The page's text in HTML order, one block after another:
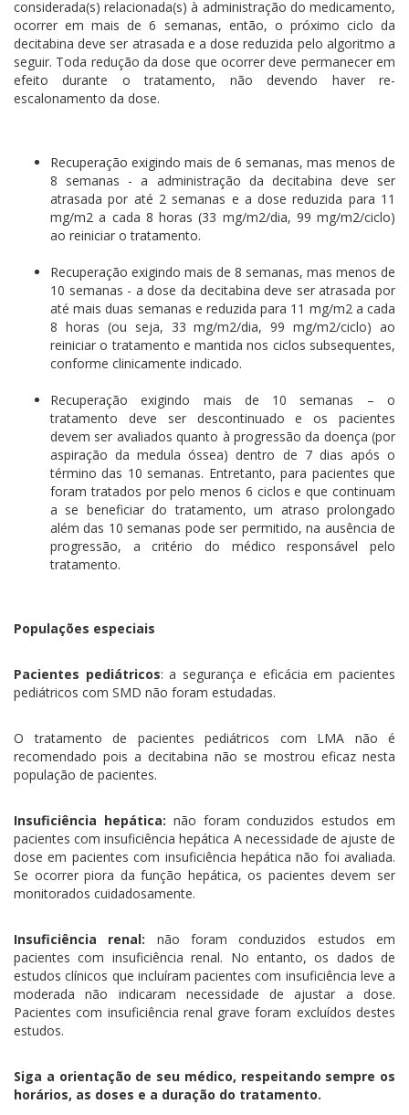
considerada(s) relacionada(s) à administração do medicamento,
ocorrer em mais de 6 semanas, então, o próximo ciclo da
decitabina deve ser atrasada e a dose reduzida pelo algoritmo a
seguir. Toda redução da dose que ocorrer deve permanecer em
efeito durante o tratamento, não devendo haver re-
escalonamento da dose.
Recuperação exigindo mais de 6 semanas, mas menos de
8 semanas - a administração da decitabina deve ser
atrasada por até 2 semanas e a dose reduzida para 11
mg/m2 a cada 8 horas (33 mg/m2/dia, 99 mg/m2/ciclo)
ao reiniciar o tratamento.
Recuperação exigindo mais de 8 semanas, mas menos de
10 semanas - a dose da decitabina deve ser atrasada por
até mais duas semanas e reduzida para 11 mg/m2 a cada
8 horas (ou seja, 33 mg/m2/dia, 99 mg/m2/ciclo) ao
reiniciar o tratamento e mantida nos ciclos subsequentes,
conforme clinicamente indicado.
Recuperação exigindo mais de 10 semanas – o
tratamento deve ser descontinuado e os pacientes
devem ser avaliados quanto à progressão da doença (por
aspiração da medula óssea) dentro de 7 dias após o
término das 10 semanas. Entretanto, para pacientes que
foram tratados por pelo menos 6 ciclos e que continuam
a se beneficiar do tratamento, um atraso prolongado
além das 10 semanas pode ser permitido, na ausência de
progressão, a critério do médico responsável pelo
tratamento.
Populações especiais
Pacientes pediátricos: a segurança e eficácia em pacientes
pediátricos com SMD não foram estudadas.
O tratamento de pacientes pediátricos com LMA não é
recomendado pois a decitabina não se mostrou eficaz nesta
população de pacientes.
Insuficiência hepática: não foram conduzidos estudos em
pacientes com insuficiência hepática A necessidade de ajuste de
dose em pacientes com insuficiência hepática não foi avaliada.
Se ocorrer piora da função hepática, os pacientes devem ser
monitorados cuidadosamente.
Insuficiência renal: não foram conduzidos estudos em
pacientes com insuficiência renal. No entanto, os dados de
estudos clínicos que incluíram pacientes com insuficiência leve a
moderada não indicaram necessidade de ajustar a dose.
Pacientes com insuficiência renal grave foram excluídos destes
estudos.
Siga a orientação de seu médico, respeitando sempre os
horários, as doses e a duração do tratamento.